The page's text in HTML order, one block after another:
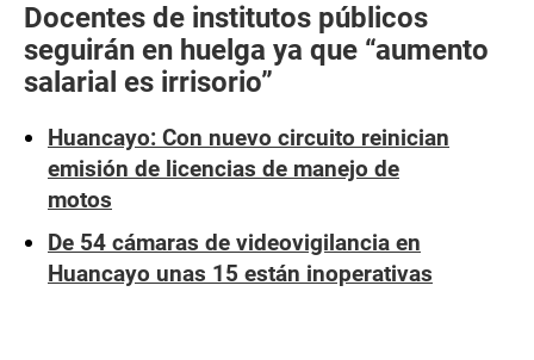
Docentes de institutos públicos
seguirán en huelga ya que “aumento
salarial es irrisorio”
Huancayo: Con nuevo circuito reinician
emisión de licencias de manejo de
motos
De 54 cámaras de videovigilancia en
Huancayo unas 15 están inoperativas